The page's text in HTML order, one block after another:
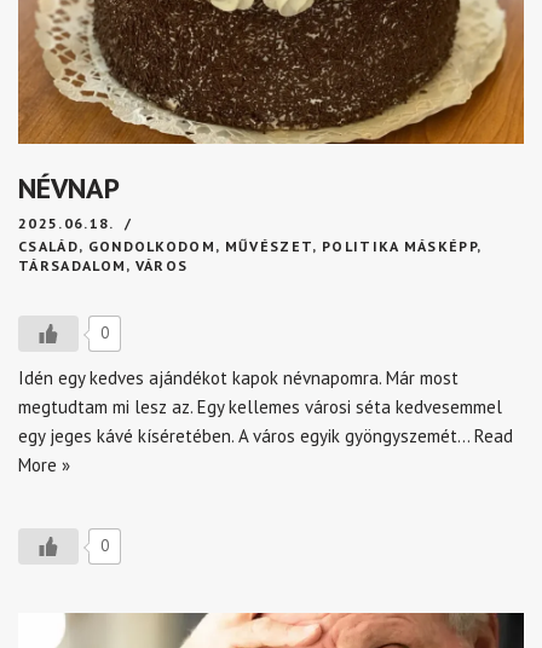
NÉVNAP
2025.06.18.
CSALÁD, GONDOLKODOM , MŰVÉSZET, POLITIKA MÁSKÉPP,
TÁRSADALOM , VÁROS
0
Idén egy kedves ajándékot kapok névnapomra. Már most
megtudtam mi lesz az. Egy kellemes városi séta kedvesemmel
egy jeges kávé kíséretében. A város egyik gyöngyszemét… Read
More »
0